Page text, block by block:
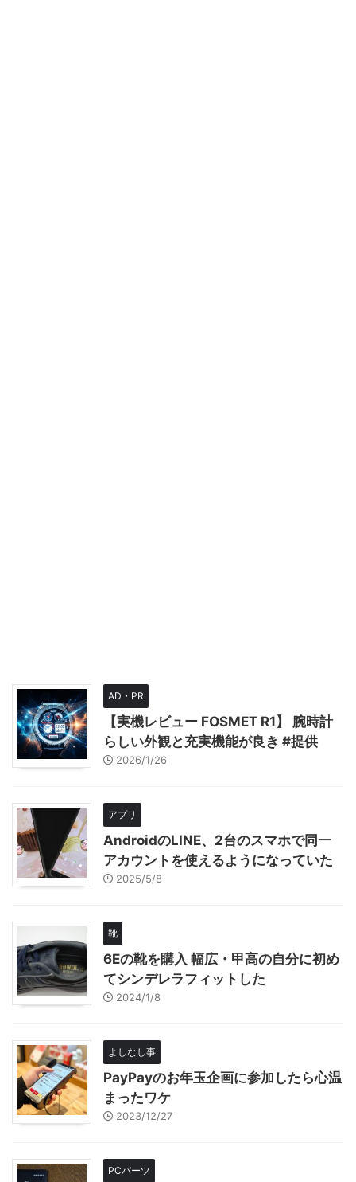
AD・PR
【実機レビュー FOSMET R1】 腕時計
らしい外観と充実機能が良き #提供
2026/1/26
アプリ
AndroidのLINE、2台のスマホで同一
アカウントを使えるようになっていた
2025/5/8
靴
6Eの靴を購入 幅広・甲高の自分に初め
てシンデレラフィットした
2024/1/8
よしなし事
PayPayのお年玉企画に参加したら心温
まったワケ
2023/12/27
PCパーツ